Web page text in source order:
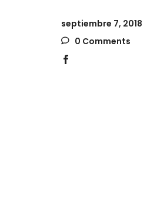
septiembre 7, 2018
0 Comments